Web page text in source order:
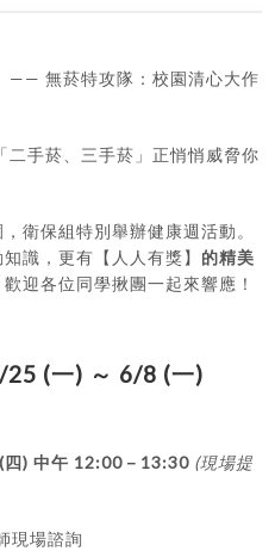
—— 無菸特攻隊：校園清心大作
二手菸、三手菸」正悄悄威脅你
衛保組特別舉辦健康週活動。
識，更有【人人有獎】 的精美
迎各位同學揪團一起來響應！
(一) ～ 6/8 (一)
) 中午 12:00－13:30 (現場提
現場諮詢